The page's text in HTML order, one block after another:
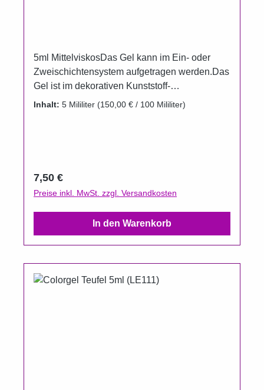
5ml MittelviskosDas Gel kann im Ein- oder
Zweischichtensystem aufgetragen werden.Das
Gel ist im dekorativen Kunststoff-
Aluminiumtiegel erhältlich.Um das Auslaufen
Inhalt: 5 Mililiter (150,00 € / 100 Mililiter)
Regulärer Preis:
7,50 €
Preise inkl. MwSt. zzgl. Versandkosten
In den Warenkorb